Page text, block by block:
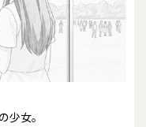
少女。